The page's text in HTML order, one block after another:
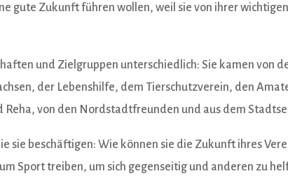
gute Zukunft führen wollen, weil sie von ihrer
und Zielgruppen unterschiedlich: Sie kamen von
der Lebenshilfe, dem Tierschutzverein, den
Reha, von den Nordstadtfreunden und aus dem
sie beschäftigen: Wie können sie die Zukunft ihres
Sport treiben, um sich gegenseitig und anderen zu